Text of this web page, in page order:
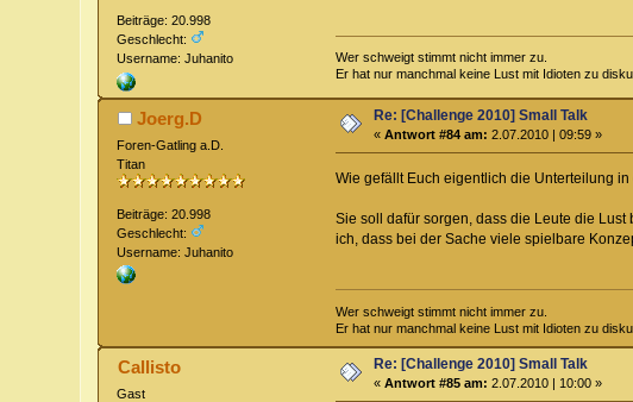
Beiträge: 20.998
Geschlecht:
Username: Juhanito
Wer schweigt stimmt nicht immer zu.
Er hat nur manchmal keine Lust mit Idioten zu
Joerg.D
Foren-Gatling a.D.
Titan
Beiträge: 20.998
Geschlecht:
Username: Juhanito
Re: [Challenge 2010] Small Talk
«Antwort #84 am: 2.07.2010 | 09:59 »
Wie gefällt Euch eigentlich die Unterteilung in
Sie soll dafür sorgen, dass die Leute die
ich, dass bei der Sache viele spielbare
Wer schweigt stimmt nicht immer zu.
Er hat nur manchmal keine Lust mit Idioten zu
Callisto
Gast
Re: [Challenge 2010] Small Talk
«Antwort #85 am: 2.07.2010 | 10:00 »